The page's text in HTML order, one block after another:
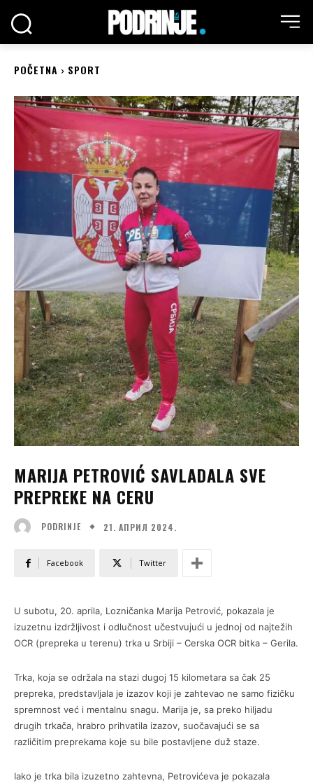
POČETNA SPORT
MARIJA PETROVIĆ SAVLADALA SVE
PREPREKE NA CERU
PODRINJE 21. АПРИЛ 2024.
Facebook Twitter
U subotu, 20. aprila, Lozničanka Marija Petrović, pokazala je
izuzetnu izdržljivost i odlučnost učestvujući u jednoj od najtežih
OCR (prepreka u terenu) trka u Srbiji – Cerska OCR bitka – Gerila.
Trka, koja se održala na stazi dugoj 15 kilometara sa čak 25
prepreka, predstavljala je izazov koji je zahtevao ne samo fizičku
spremnost već i mentalnu snagu. Marija je, sa preko hiljadu
drugih trkača, hrabro prihvatila izazov, suočavajući se sa
različitim preprekama koje su bile postavljene duž staze.
Iako je trka bila izuzetno zahtevna, Petrovićeva je pokazala